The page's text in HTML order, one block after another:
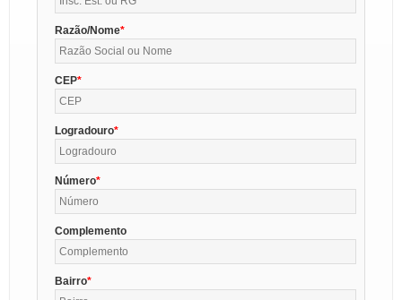
Razão/Nome
CEP
Logradouro
Número
Complemento
Bairro